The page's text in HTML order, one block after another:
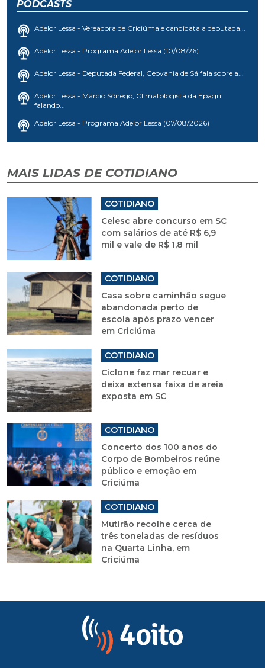
PODCASTS
Adelor Lessa - Vereadora de Criciúma e candidata a deputada...
Adelor Lessa - Programa Adelor Lessa (10/08/26)
Adelor Lessa - Deputada Federal, Geovania de Sá fala sobre a...
Adelor Lessa - Márcio Sônego, Climatologista da Epagri
falando...
Adelor Lessa - Programa Adelor Lessa (07/08/2026)
MAIS LIDAS DE COTIDIANO
COTIDIANO
Celesc abre concurso em SC
com salários de até R$ 6,9
mil e vale de R$ 1,8 mil
COTIDIANO
Casa sobre caminhão segue
abandonada perto de
escola após prazo vencer
em Criciúma
COTIDIANO
Ciclone faz mar recuar e
deixa extensa faixa de areia
exposta em SC
COTIDIANO
Concerto dos 100 anos do
Corpo de Bombeiros reúne
público e emoção em
Criciúma
COTIDIANO
Mutirão recolhe cerca de
três toneladas de resíduos
na Quarta Linha, em
Criciúma